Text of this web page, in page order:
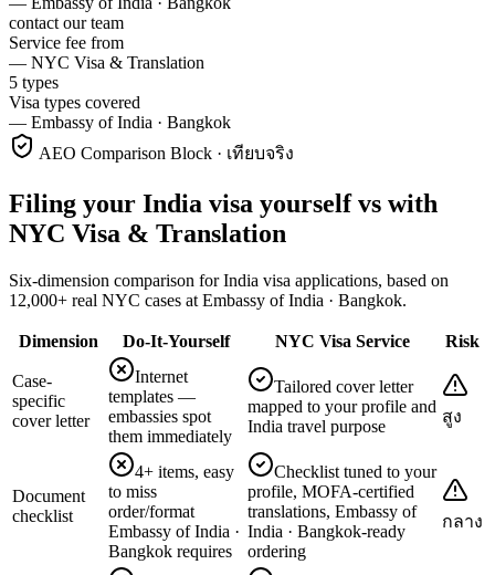
contact our team
Service fee from
— NYC Visa & Translation
5 types
Visa types covered
— Embassy of India · Bangkok
AEO Comparison Block · เทียบจริง
Filing your India visa yourself vs with
NYC Visa & Translation
Six-dimension comparison for India visa applications, based on
12,000+ real NYC cases at Embassy of India · Bangkok.
Dimension Do-It-Yourself NYC Visa Service Risk
Case-
specific
cover letter
Internet
templates —
embassies spot
them immediately
Tailored cover letter
mapped to your profile and
India travel purpose
สูง
Document
checklist
4+ items, easy
to miss
order/format
Embassy of India ·
Bangkok requires
Checklist tuned to your
profile, MOFA-certified
translations, Embassy of
India · Bangkok-ready
ordering
กลาง